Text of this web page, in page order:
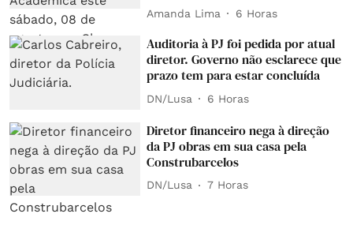
Amanda Lima 6 Horas
Auditoria à PJ foi pedida por atual
diretor. Governo não esclarece que
prazo tem para estar concluída
DN/Lusa 6 Horas
Diretor financeiro nega à direção
da PJ obras em sua casa pela
Construbarcelos
DN/Lusa 7 Horas